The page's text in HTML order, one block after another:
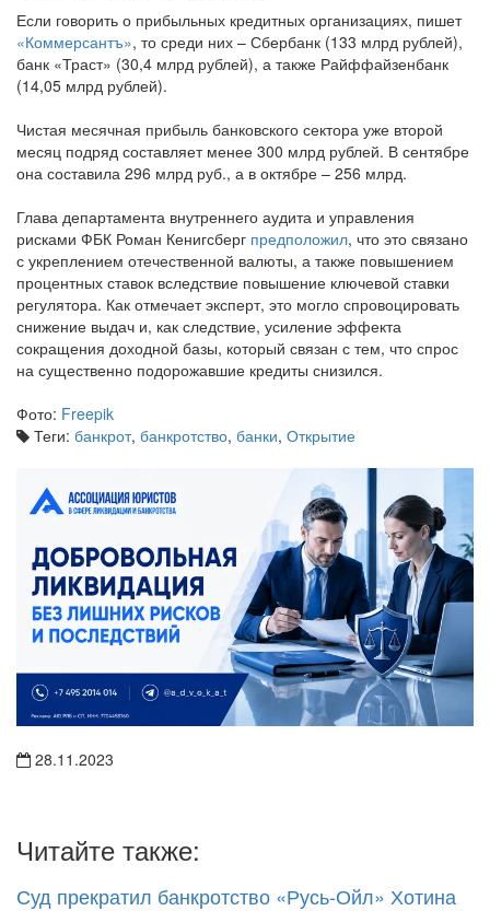
Если говорить о прибыльных кредитных организациях, пишет
«Коммерсантъ», то среди них – Сбербанк (133 млрд рублей),
банк «Траст» (30,4 млрд рублей), а также Райффайзенбанк
(14,05 млрд рублей).
Чистая месячная прибыль банковского сектора уже второй
месяц подряд составляет менее 300 млрд рублей. В сентябре
она составила 296 млрд руб., а в октябре – 256 млрд.
Глава департамента внутреннего аудита и управления
рисками ФБК Роман Кенигсберг предположил, что это связано
с укреплением отечественной валюты, а также повышением
процентных ставок вследствие повышение ключевой ставки
регулятора. Как отмечает эксперт, это могло спровоцировать
снижение выдач и, как следствие, усиление эффекта
сокращения доходной базы, который связан с тем, что спрос
на существенно подорожавшие кредиты снизился.
Фото: Freepik
Теги: банкрот, банкротство, банки, Открытие
28.11.2023
Читайте также:
Суд прекратил банкротство «Русь-Ойл» Хотина